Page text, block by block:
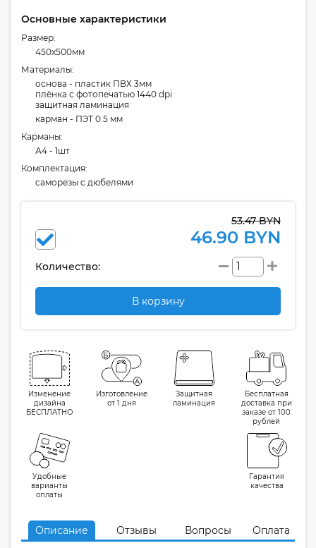
Основные характеристики
Размер:
450x500мм
Материалы:
основа - пластик ПВХ 3мм
плёнка с фотопечатью 1440 dpi
защитная ламинация
карман - ПЭТ 0.5 мм
Карманы:
А4 - 1шт
Комплектация:
cаморезы с дюбелями
53.47 BYN
46.90 BYN
Количество:
В корзину
Изменение
дизайна
БЕСПЛАТНО
Изготовление
от 1 дня
Защитная
ламинация
Бесплатная
доставка при
заказе от 100
рублей
Удобные
варианты
оплаты
Гарантия
качества
Описание Отзывы Вопросы Оплата